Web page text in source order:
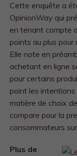
Cette enquête a
OpinionWay qui
en tenant compte
points au plus
Elle note en
achetant en ligne
pour certains
point les
matière de choix
compare pour la
consommateurs
Plus de